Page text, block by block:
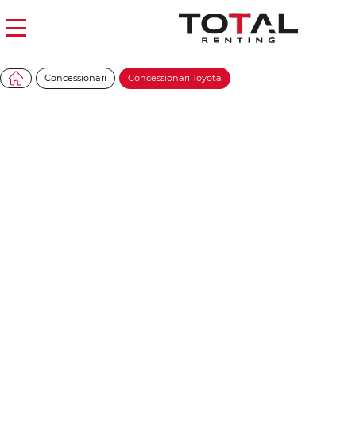
Concessionari Concessionari Toyota